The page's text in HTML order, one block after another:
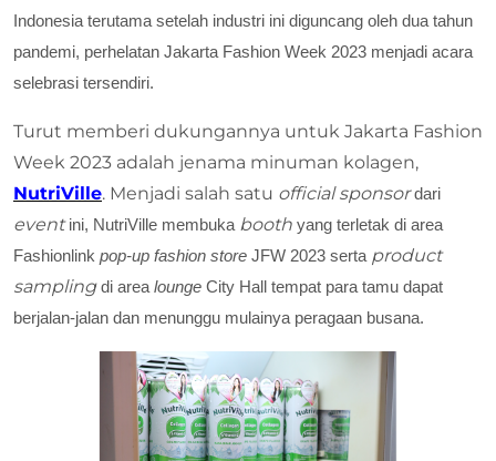
Indonesia terutama setelah industri ini diguncang oleh dua tahun
pandemi, perhelatan Jakarta Fashion Week 2023 menjadi acara
selebrasi tersendiri.
Turut memberi dukungannya untuk Jakarta Fashion
Week 2023 adalah jenama minuman kolagen,
NutriVille. Menjadi salah satu official sponsordari
eventini, NutriVille membuka booth yang terletak di area
Fashionlink pop-up fashion store JFW 2023 serta product
samplingdi area lounge City Hall tempat para tamu dapat
berjalan-jalan dan menunggu mulainya peragaan busana.